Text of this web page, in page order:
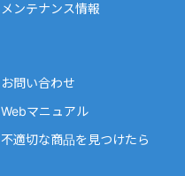
メンテナンス情報
お問い合わせ
Webマニュアル
不適切な商品を見つけたら